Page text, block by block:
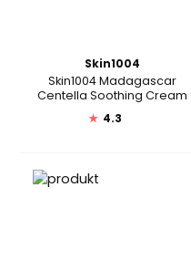
Skin1004
Skin1004 Madagascar
Centella Soothing Cream
★ 4.3